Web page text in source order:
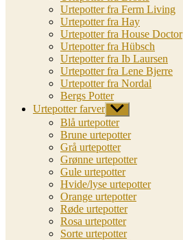
Urtepotter fra Ferm Living
Urtepotter fra Hay
Urtepotter fra House Doctor
Urtepotter fra Hübsch
Urtepotter fra Ib Laursen
Urtepotter fra Lene Bjerre
Urtepotter fra Nordal
Bergs Potter
Urtepotter farver Vis
undermenu
Blå urtepotter
Brune urtepotter
Grå urtepotter
Grønne urtepotter
Gule urtepotter
Hvide/lyse urtepotter
Orange urtepotter
Røde urtepotter
Rosa urtepotter
Sorte urtepotter